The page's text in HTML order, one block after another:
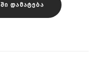
ᲓᲐᲛᲐᲢᲔᲑᲐ